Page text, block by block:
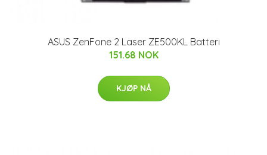
ASUS ZenFone 2 Laser ZE500KL Batteri
151.68 NOK
KJØP NÅ